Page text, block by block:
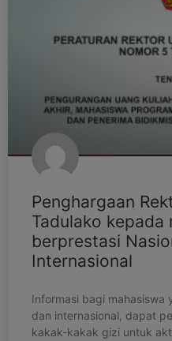
Penghargaan
Tadulako kepada
berprestasi
Internasional
Informasi bagi mahasiswa
dan internasional, dapat
kakak-kakak gizi untuk